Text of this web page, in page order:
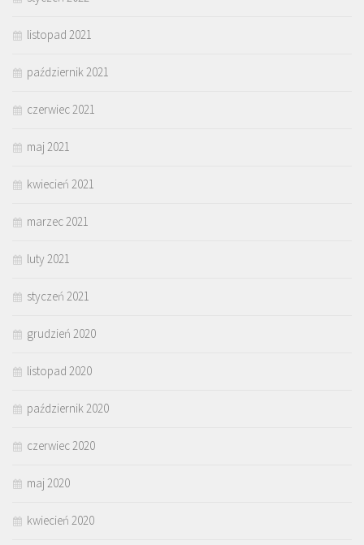
listopad 2021
październik 2021
czerwiec 2021
maj 2021
kwiecień 2021
marzec 2021
luty 2021
styczeń 2021
grudzień 2020
listopad 2020
październik 2020
czerwiec 2020
maj 2020
kwiecień 2020